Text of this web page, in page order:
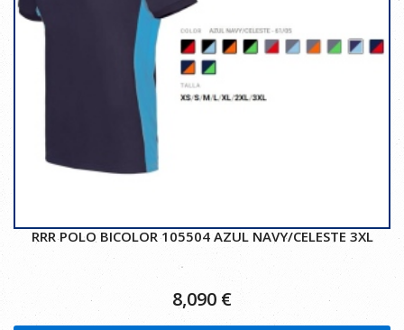
RRR POLO BICOLOR 105504 AZUL NAVY/CELESTE 3XL
8,090 €